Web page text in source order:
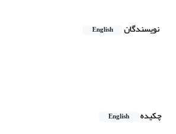
نویسندگان English
چکیده
English